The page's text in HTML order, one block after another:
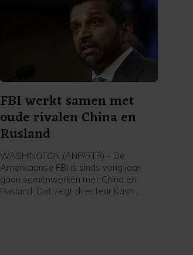
FBI werkt samen met
oude rivalen China en
Rusland
WASHINGTON (ANP/RTR) - De
Amerikaanse FBI is sinds vorig jaar
gaan samenwerken met China en
Rusland. Dat zegt directeur Kash